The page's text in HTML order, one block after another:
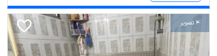
4 تصویر